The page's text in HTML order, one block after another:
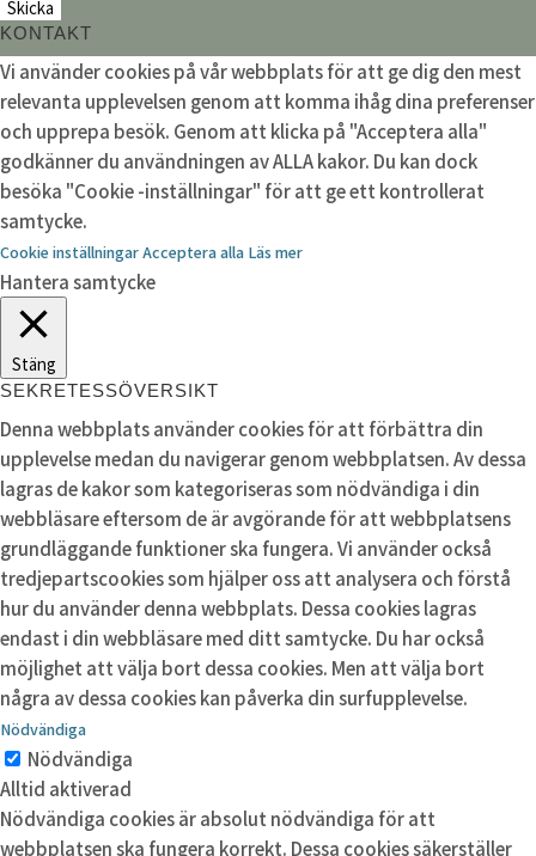
KONTAKT
Vi använder cookies på vår webbplats för att ge dig den mest
relevanta upplevelsen genom att komma ihåg dina preferenser
och upprepa besök. Genom att klicka på "Acceptera alla"
godkänner du användningen av ALLA kakor. Du kan dock
besöka "Cookie -inställningar" för att ge ett kontrollerat
samtycke.
Cookie inställningarAcceptera alla Läs mer
Hantera samtycke
Stäng
SEKRETESSÖVERSIKT
Denna webbplats använder cookies för att förbättra din
upplevelse medan du navigerar genom webbplatsen. Av dessa
lagras de kakor som kategoriseras som nödvändiga i din
webbläsare eftersom de är avgörande för att webbplatsens
grundläggande funktioner ska fungera. Vi använder också
tredjepartscookies som hjälper oss att analysera och förstå
hur du använder denna webbplats. Dessa cookies lagras
endast i din webbläsare med ditt samtycke. Du har också
möjlighet att välja bort dessa cookies. Men att välja bort
några av dessa cookies kan påverka din surfupplevelse.
Nödvändiga
Nödvändiga
Alltid aktiverad
Nödvändiga cookies är absolut nödvändiga för att
webbplatsen ska fungera korrekt. Dessa cookies säkerställer